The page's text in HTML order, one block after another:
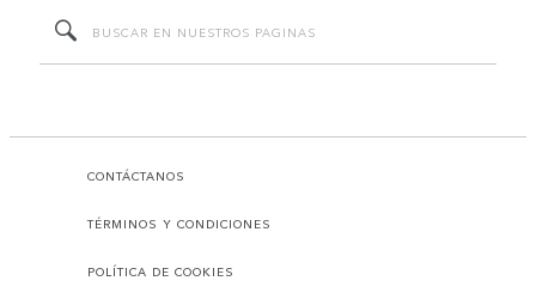
CONTÁCTANOS
TÉRMINOS Y CONDICIONES
POLÍTICA DE COOKIES